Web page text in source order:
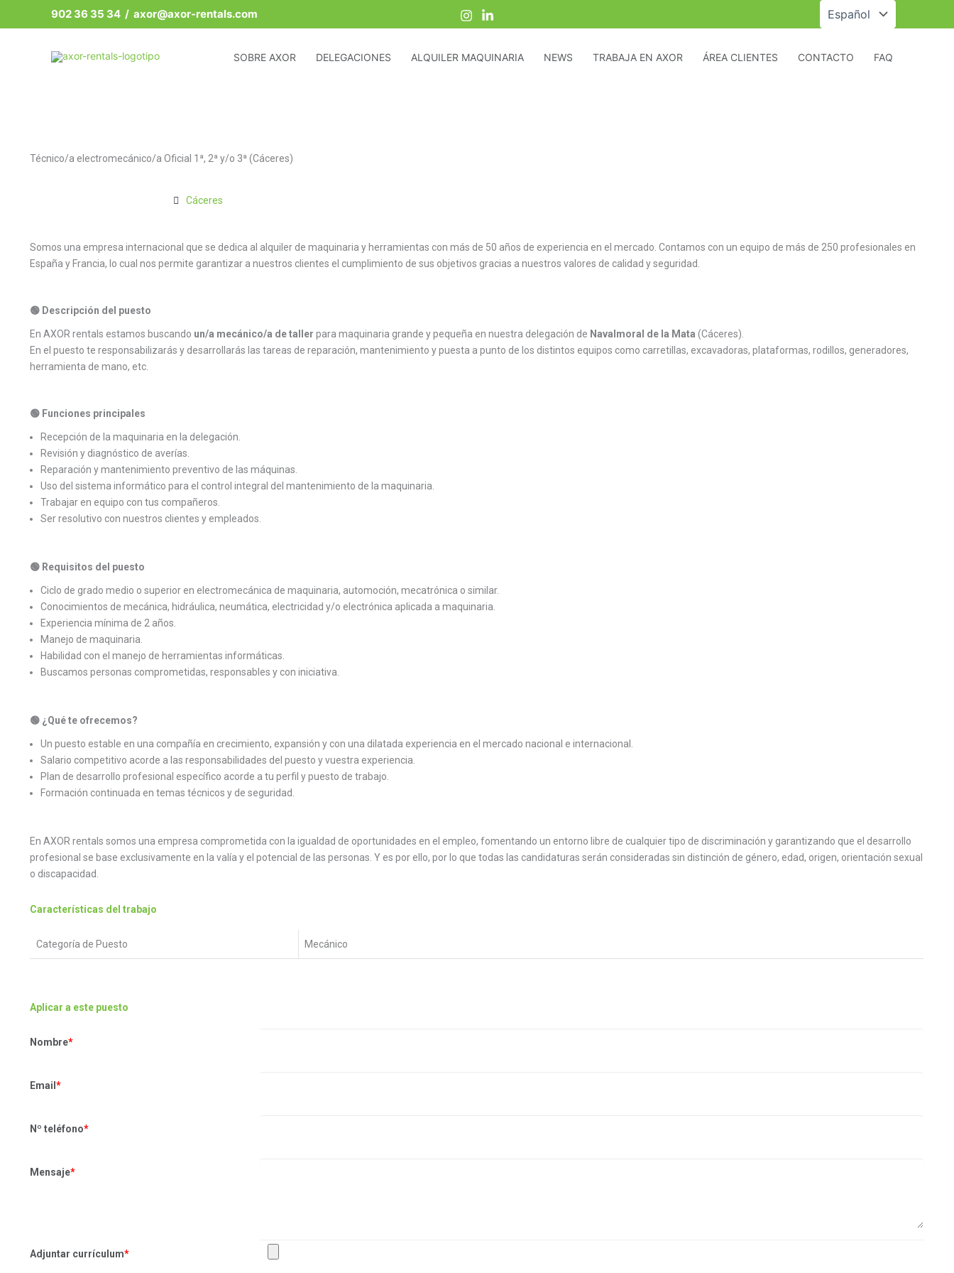
902 36 35 34 / axor@axor-rentals.com
Elegir
un
SOBRE AXOR
DELEGACIONES ALQUILER MAQUINARIA NEWS TRABAJA EN AXOR ÁREA CLIENTES CONTACTO FAQ
Técnico/a electromecánico/a Oficial 1ª, 2ª y/o 3ª (Cáceres)
Cáceres
Somos una empresa internacional que se dedica al alquiler de maquinaria y herramientas con más de 50 años de experiencia en el mercado. Contamos con un equipo de más de 250 profesionales en
España y Francia, lo cual nos permite garantizar a nuestros clientes el cumplimiento de sus objetivos gracias a nuestros valores de calidad y seguridad.
🟢 Descripción del puesto
En AXOR rentals estamos buscando un/a mecánico/a de taller para maquinaria grande y pequeña en nuestra delegación de Navalmoral de la Mata (Cáceres).
En el puesto te responsabilizarás y desarrollarás las tareas de reparación, mantenimiento y puesta a punto de los distintos equipos como carretillas, excavadoras, plataformas, rodillos, generadores,
herramienta de mano, etc.
🟢 Funciones principales
Recepción de la maquinaria en la delegación.
Revisión y diagnóstico de averías.
Reparación y mantenimiento preventivo de las máquinas.
Uso del sistema informático para el control integral del mantenimiento de la maquinaria.
Trabajar en equipo con tus compañeros.
Ser resolutivo con nuestros clientes y empleados.
🟢 Requisitos del puesto
Ciclo de grado medio o superior en electromecánica de maquinaria, automoción, mecatrónica o similar.
Conocimientos de mecánica, hidráulica, neumática, electricidad y/o electrónica aplicada a maquinaria.
Experiencia mínima de 2 años.
Manejo de maquinaria.
Habilidad con el manejo de herramientas informáticas.
Buscamos personas comprometidas, responsables y con iniciativa.
🟢 ¿Qué te ofrecemos?
Un puesto estable en una compañía en crecimiento, expansión y con una dilatada experiencia en el mercado nacional e internacional.
Salario competitivo acorde a las responsabilidades del puesto y vuestra experiencia.
Plan de desarrollo profesional específico acorde a tu perfil y puesto de trabajo.
Formación continuada en temas técnicos y de seguridad.
En AXOR rentals somos una empresa comprometida con la igualdad de oportunidades en el empleo, fomentando un entorno libre de cualquier tipo de discriminación y garantizando que el desarrollo
profesional se base exclusivamente en la valía y el potencial de las personas. Y es por ello, por lo que todas las candidaturas serán consideradas sin distinción de género, edad, origen, orientación sexual
o discapacidad.
Características del trabajo
Categoría de Puesto Mecánico
Aplicar a este puesto
Nombre*
Email *
Nº teléfono*
Mensaje*
Adjuntar currículum*